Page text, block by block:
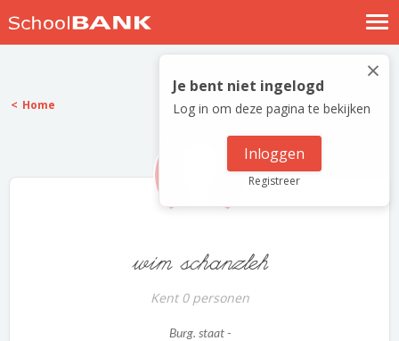
Nostalgische verhalen
Log in
Meld je gratis aan
×
Je bent niet ingelogd
Log in om deze pagina te bekijken
Inloggen
Registreer
Home
wim schanzleh
Kent 0 personen
Burg. staat -